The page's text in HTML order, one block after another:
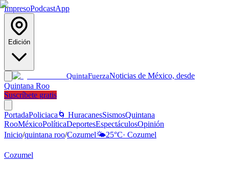
ImpresoPodcastApp
Edición
QuintaFuerzaNoticias de México, desde
Quintana Roo
Suscríbete gratis
PortadaPoliciaca 🌀 HuracanesSismosQuintana
RooMéxicoPolíticaDeportesEspectáculosOpinión
Inicio/quintana roo/Cozumel🌤️25°C· Cozumel
Cozumel